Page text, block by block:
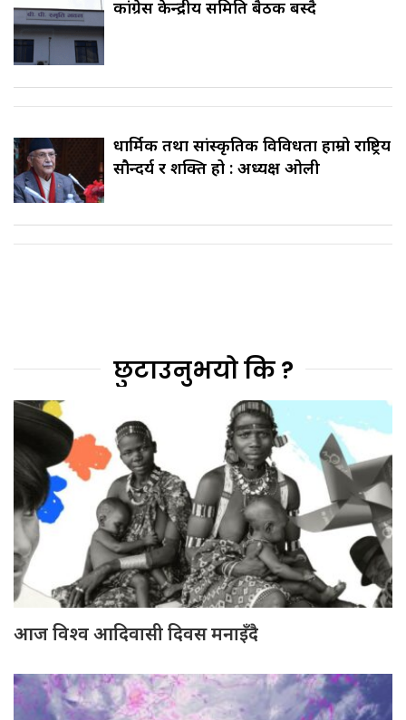
कांग्रेस केन्द्रीय समिति बैठक बस्दै
धार्मिक तथा सांस्कृतिक विविधता हाम्रो राष्ट्रिय
सौन्दर्य र शक्ति हो : अध्यक्ष ओली
छुटाउनुभयो कि ?
आज विश्व आदिवासी दिवस मनाइँदै